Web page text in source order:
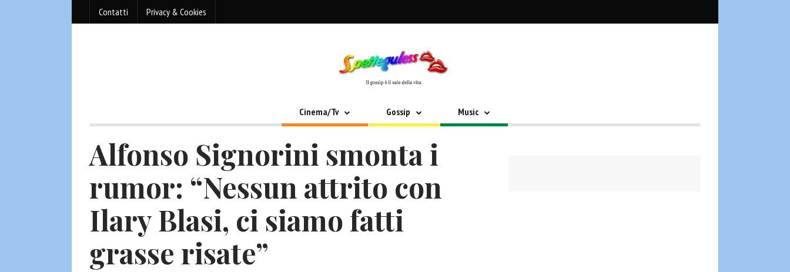
Contatti Privacy & Cookies
Cinema/Tv Gossip Music
Alfonso Signorini smonta i
rumor: “Nessun attrito con
Ilary Blasi, ci siamo fatti
grasse risate”